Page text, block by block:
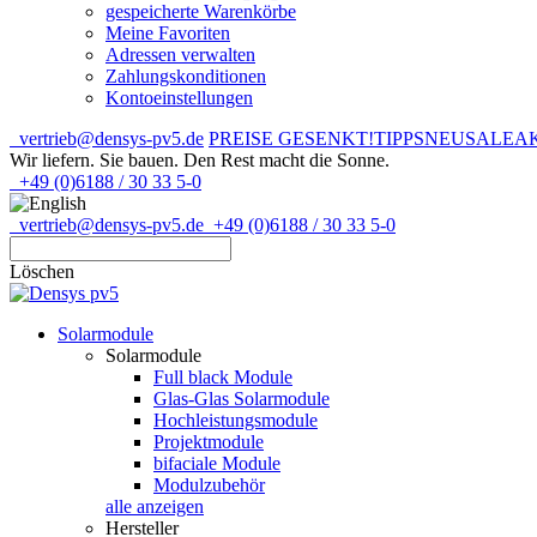
gespeicherte Warenkörbe
Meine Favoriten
Adressen verwalten
Zahlungskonditionen
Kontoeinstellungen
vertrieb@densys-pv5.de PREISE GESENKT!TIPPSNEUSALE
Wir liefern. Sie bauen. Den Rest macht die Sonne.
+49 (0)6188 / 30 33 5-0
vertrieb@densys-pv5.de +49 (0)6188 / 30 33 5-0
Löschen
Solarmodule
Solarmodule
Full black Module
Glas-Glas Solarmodule
Hochleistungsmodule
Projektmodule
bifaciale Module
Modulzubehör
alle anzeigen
Hersteller